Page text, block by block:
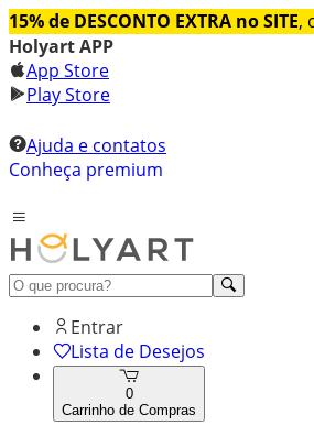
15% de DESCONTO EXTRA no SITE,
Holyart APP
App Store
Play Store
Ajuda e contatos
Conheça premium
Entrar
Lista de Desejos
0
Carrinho de Compras